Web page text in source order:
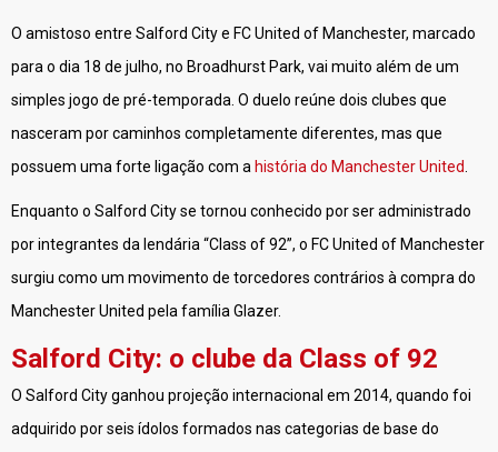
O amistoso entre Salford City e FC United of Manchester, marcado
para o dia 18 de julho, no Broadhurst Park, vai muito além de um
simples jogo de pré-temporada. O duelo reúne dois clubes que
nasceram por caminhos completamente diferentes, mas que
possuem uma forte ligação com a história do Manchester United
Enquanto o Salford City se tornou conhecido por ser administrado
por integrantes da lendária “Class of 92”, o FC United of Manchester
surgiu como um movimento de torcedores contrários à compra do
Manchester United pela família Glazer.
Salford City: o clube da Class of 92
O Salford City ganhou projeção internacional em 2014, quando foi
adquirido por seis ídolos formados nas categorias de base do